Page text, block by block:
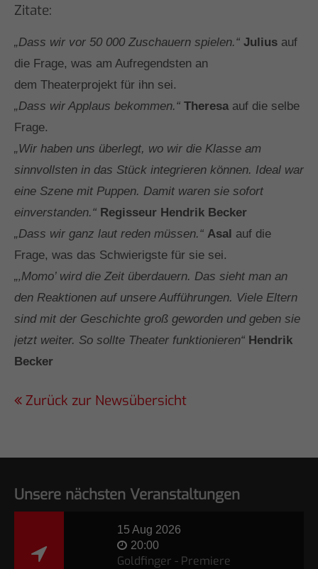
Zitate:
„Dass wir vor 50 000 Zuschauern spielen.“ Julius auf
die Frage, was am Aufregendsten an
dem Theaterprojekt für ihn sei.
„Dass wir Applaus bekommen.“ Theresa auf die selbe
Frage.
„Wir haben uns überlegt, wo wir die Klasse am
sinnvollsten in das Stück integrieren können. Ideal war
eine Szene mit Puppen. Damit waren sie sofort
einverstanden.“ Regisseur Hendrik Becker
„Dass wir ganz laut reden müssen.“ Asal auf die
Frage, was das Schwierigste für sie sei.
„‚Momo’ wird die Zeit überdauern. Das sieht man an
den Reaktionen auf unsere Aufführungen. Viele Eltern
sind mit der Geschichte groß geworden und geben sie
jetzt weiter. So sollte Theater funktionieren“ Hendrik
Becker
Zurück zur Newsübersicht
Unsere nächsten Veranstaltungen
15 Aug 2026
20:00
Goldfinger - Premiere